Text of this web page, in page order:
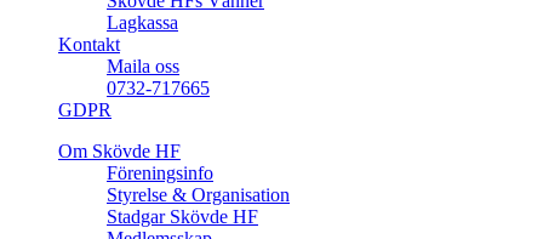
Lagkassa
Kontakt
Maila oss
0732-717665
GDPR
Om Skövde HF
Föreningsinfo
Styrelse & Organisation
Stadgar Skövde HF